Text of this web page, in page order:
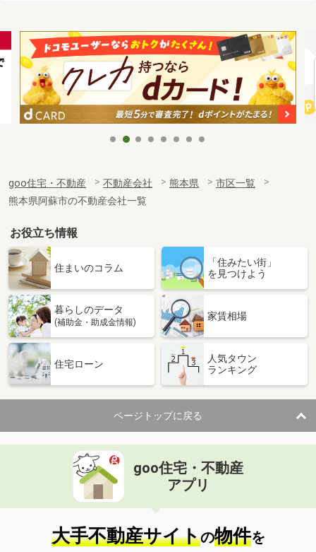
goo住宅・不動産 不動産会社 熊本県
市区一覧
熊本県阿蘇市の不動産会社一覧
お役立ち情報
住まいのコラム
「住みたい街」
を見つけよう
暮らしのデータ
(補助金・助成金情報)
家賃相場
住宅ローン
人気タウン
ランキング
ページトップに戻る
goo住宅・不動産
アプリ
大手不動産サイトの物件を